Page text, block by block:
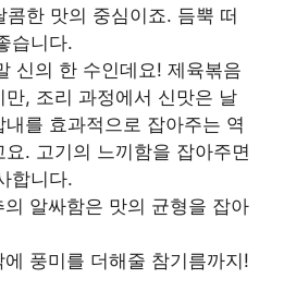
한 맛의 중심이죠. 듬뿍 떠
습니다.
신의 한 수인데요! 제육볶음
, 조리 과정에서 신맛은 날
를 효과적으로 잡아주는 역
. 고기의 느끼함을 잡아주면
합니다.
알싸함은 맛의 균형을 잡아
풍미를 더해줄 참기름까지!